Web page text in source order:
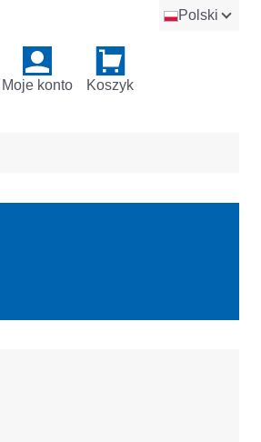
Polski
Moje konto Koszyk